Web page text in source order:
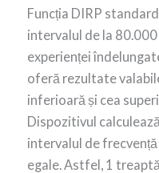
Funcția DIRP
intervalul de la
experienței
oferă rezultate
inferioară și cea
Dispozitivul
intervalul de
egale. Astfel, 1